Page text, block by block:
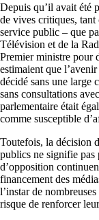
Depuis qu’il avait été
de vives critiques, tant
service public – que
Télévision et de la
Premier ministre pour
estimaient que
décidé sans une large
sans consultations
parlementaire était
comme susceptible
Toutefois, la décision
publics ne signifie pas
d’opposition
financement des
l’instar de
risque de renforcer